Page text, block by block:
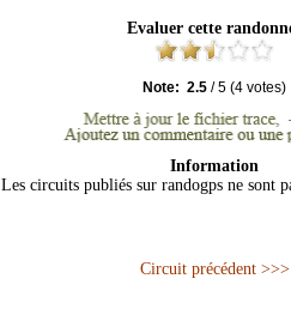
Evaluer cette
Note: 2.5 /5 (4 votes)
Information
Les circuits publiés sur randogps ne sont
Circuit précédent >>>